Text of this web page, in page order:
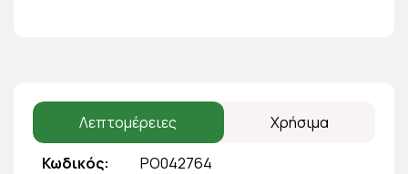
Λεπτομέρειες Χρήσιμα
Κωδικός
PO042764